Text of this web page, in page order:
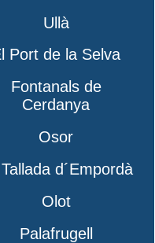
Ullà
Port de la Selva
Fontanals de
Cerdanya
Osor
d´Empordà
Olot
Palafrugell